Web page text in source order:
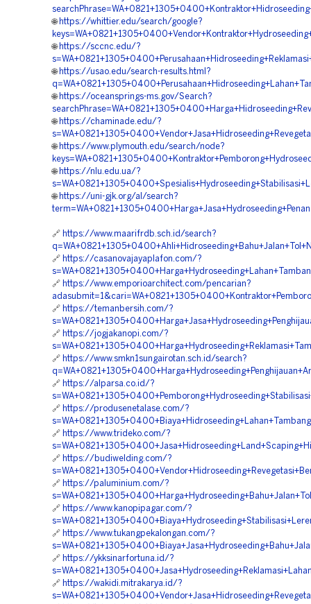
🌐 https://whittier.edu/search/google?
🌐 https://sccnc.edu/?
🌐 https://usao.edu/search-results.html?
🌐 https://oceansprings-ms.gov/Search?
🌐 https://chaminade.edu/?
🌐 https://www.plymouth.edu/search/node?
🌐 https://nlu.edu.ua/?
🌐 https://uni-gjk.org/al/search?
🔗 https://www.maarifrdb.sch.id/search?
🔗 https://casanovajayaplafon.com/?
🔗 https://www.emporioarchitect.com/pencarian?
🔗 https://temanbersih.com/?
🔗 https://jogjakanopi.com/?
🔗 https://www.smkn1sungairotan.sch.id/search?
🔗 https://alparsa.co.id/?
🔗 https://produsenetalase.com/?
🔗 https://www.trideko.com/?
🔗 https://budiwelding.com/?
🔗 https://paluminium.com/?
🔗 https://www.kanopipagar.com/?
🔗 https://www.tukangpekalongan.com/?
🔗 https://ykksinarfortuna.id/?
🔗 https://wakidi.mitrakarya.id/?